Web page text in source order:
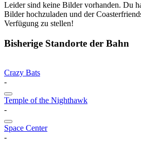
Leider sind keine Bilder vorhanden. Du
Bilder hochzuladen und der
Verfügung zu stellen!
Bisherige Standorte der Bahn
Crazy Bats
-
Temple of the Nighthawk
-
Space Center
-